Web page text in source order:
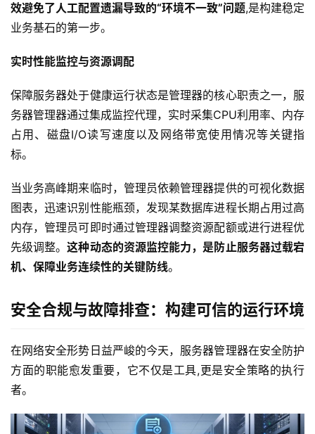
效避免了人工配置遗漏导致的“环境不一致”问题,是构建稳定
业务基石的第一步。
实时性能监控与资源调配
保障服务器处于健康运行状态是管理器的核心职责之一，服
务器管理器通过集成监控代理，实时采集CPU利用率、内存
占用、磁盘I/O读写速度以及网络带宽使用情况等关键指
标。
当业务高峰期来临时，管理员依赖管理器提供的可视化数据
图表，迅速识别性能瓶颈，发现某数据库进程长期占用过高
内存，管理员可即时通过管理器调整资源配额或进行进程优
先级调整。这种动态的资源监控能力，是防止服务器过载宕
机、保障业务连续性的关键防线。
安全合规与故障排查：构建可信的运行环境
在网络安全形势日益严峻的今天，服务器管理器在安全防护
方面的职能愈发重要，它不仅是工具,更是安全策略的执行
者。